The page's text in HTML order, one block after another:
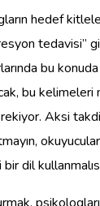
hedef
tedavisi”
bu
bu kelimeleri
Aksi
dil